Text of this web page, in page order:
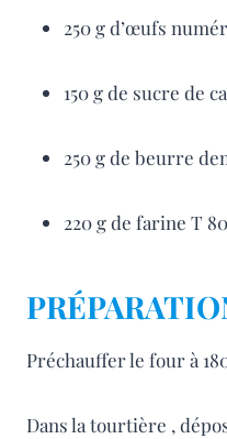
250 g d’œufs
150 g de sucre de
250 g de beurre
220 g de farine T 80
Préchauffer le four à
Dans la tourtière ,